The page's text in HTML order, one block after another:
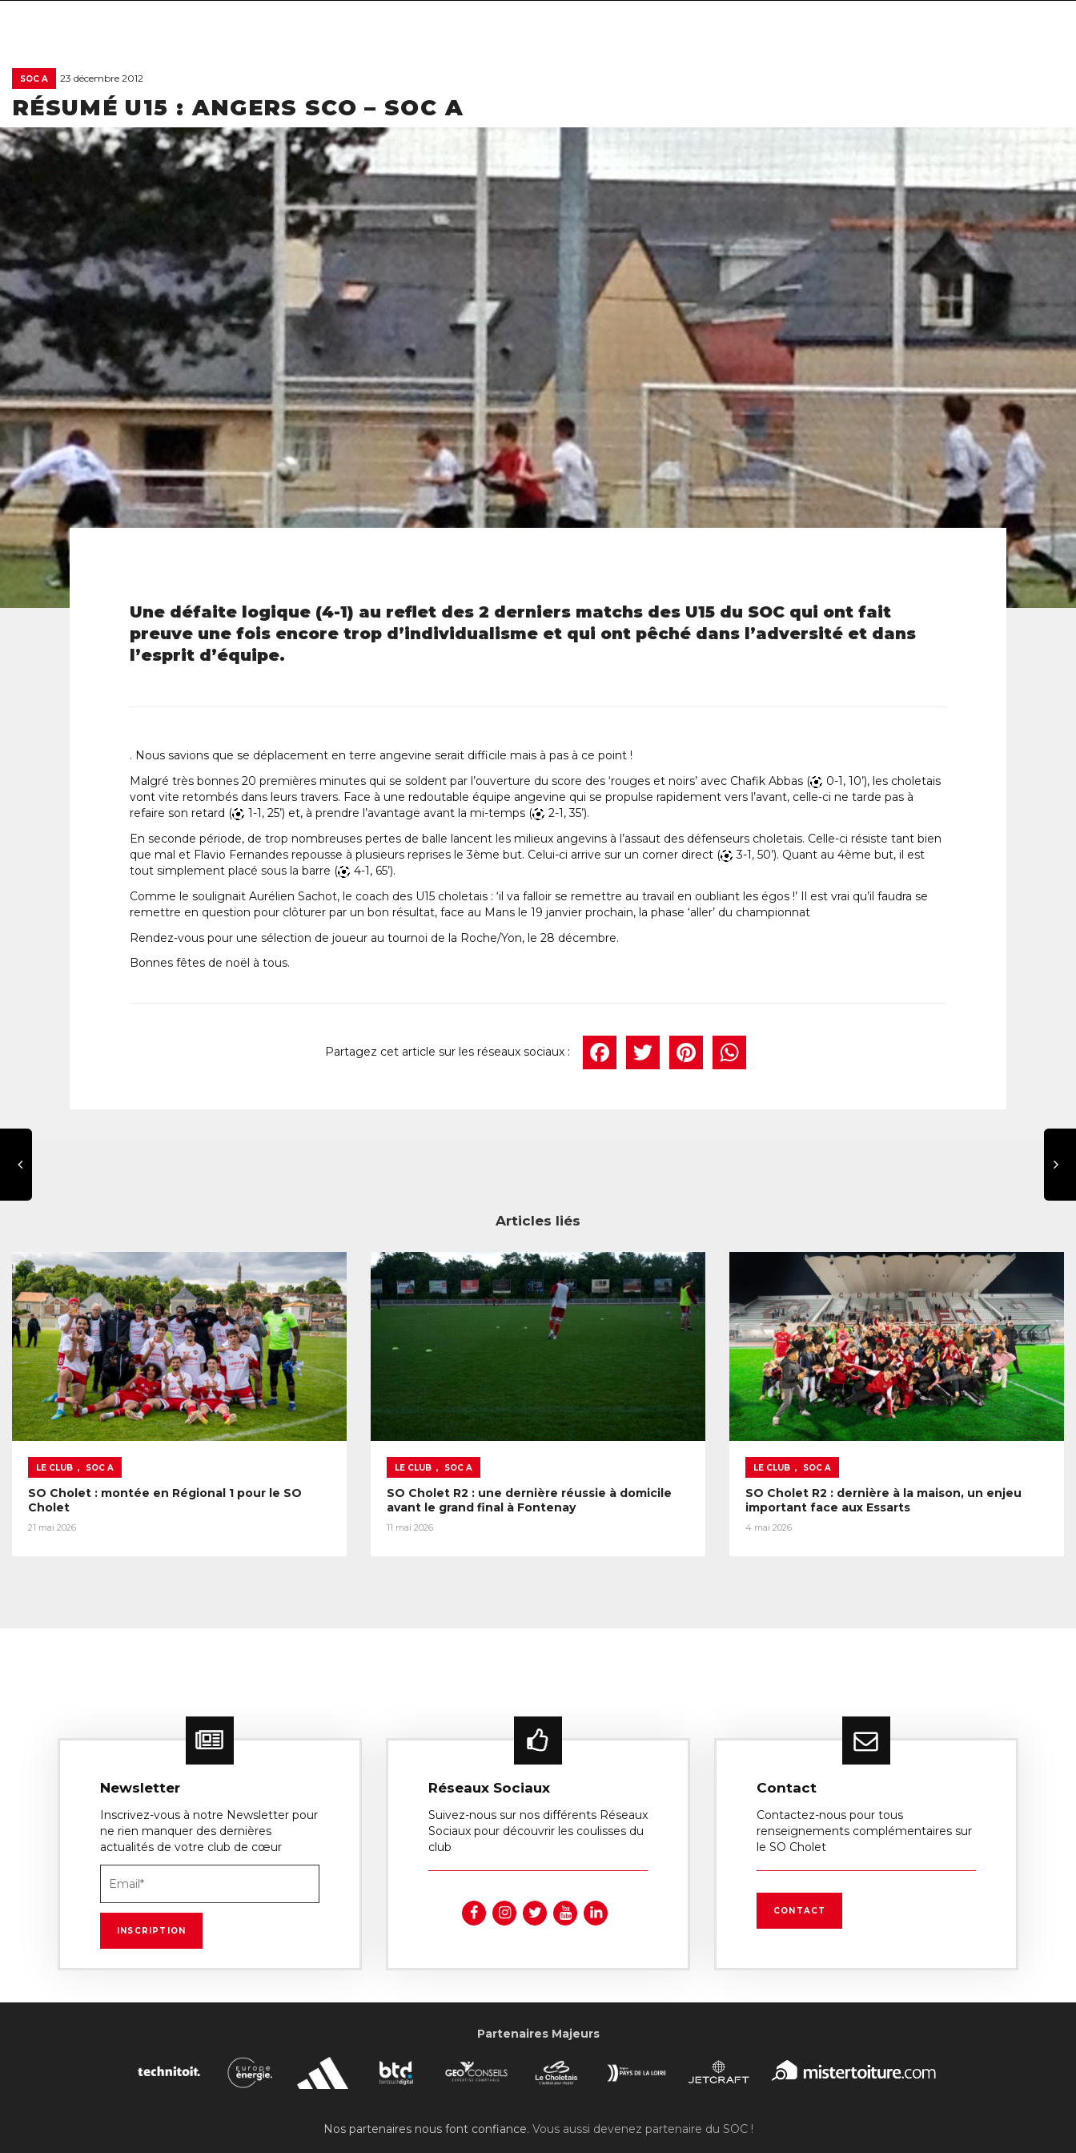
SOC A 23 décembre 2012
RÉSUMÉ U15 : ANGERS SCO – SOC A
Une défaite logique (4-1) au reflet des 2 derniers matchs des U15 du SOC qui ont fait
preuve une fois encore trop d’individualisme et qui ont pêché dans l’adversité et dans
l’esprit d’équipe.
. Nous savions que se déplacement en terre angevine serait difficile mais à pas à ce point !
Malgré très bonnes 20 premières minutes qui se soldent par l’ouverture du score des ‘rouges et noirs’ avec Chafik Abbas (
0-1, 10’), les choletais
vont vite retombés dans leurs travers. Face à une redoutable équipe angevine qui se propulse rapidement vers l’avant, celle-ci ne tarde pas à
refaire son retard (
1-1, 25’) et, à prendre l’avantage avant la mi-temps (
2-1, 35’).
En seconde période, de trop nombreuses pertes de balle lancent les milieux angevins à l’assaut des défenseurs choletais. Celle-ci résiste tant bien
que mal et Flavio Fernandes repousse à plusieurs reprises le 3ème but. Celui-ci arrive sur un corner direct (
3-1, 50’). Quant au 4ème but, il est
tout simplement placé sous la barre (
4-1, 65’).
Comme le soulignait Aurélien Sachot, le coach des U15 choletais : ‘il va falloir se remettre au travail en oubliant les égos !’ Il est vrai qu’il faudra se
remettre en question pour clôturer par un bon résultat, face au Mans le 19 janvier prochain, la phase ‘aller’ du championnat
Rendez-vous pour une sélection de joueur au tournoi de la Roche/Yon, le 28 décembre.
Bonnes fêtes de noël à tous.
Facebook
TwitterPinterest
Articles liés
LE CLUB , SOC A
SO Cholet : montée en Régional 1 pour le SO
Cholet
21 mai 2026
LE CLUB , SOC A
SO Cholet R2 : une dernière réussie à domicile
avant le grand final à Fontenay
11 mai 2026
LE CLUB , SOC A
SO Cholet R2 : dernière à la maison, un enjeu
important face aux Essarts
4 mai 2026
Newsletter
Inscrivez-vous à notre Newsletter pour
ne rien manquer des dernières
actualités de votre club de cœur
Réseaux Sociaux
Suivez-nous sur nos différents Réseaux
Sociaux pour découvrir les coulisses du
club
Contact
Contactez-nous pour tous
renseignements complémentaires sur
le SO Cholet
CONTACT
Partenaires Majeurs
Nos partenaires nous font confiance. Vous aussi devenez partenaire du SOC !